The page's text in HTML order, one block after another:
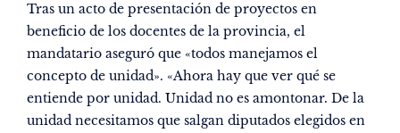
Tras un acto de presentación de proyectos en
beneficio de los docentes de la provincia, el
mandatario aseguró que «todos manejamos el
concepto de unidad». «Ahora hay que ver qué se
entiende por unidad. Unidad no es amontonar. De la
unidad necesitamos que salgan diputados elegidos en